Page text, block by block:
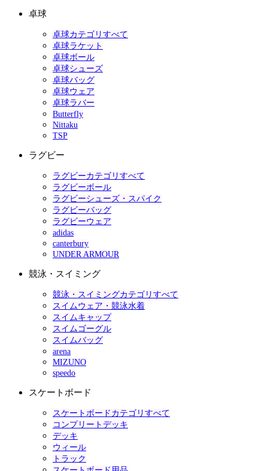
卓球
卓球カテゴリすべて
卓球ラケット
卓球ボール
卓球シューズ
卓球バッグ
卓球ウェア
卓球ラバー
Butterfly
Nittaku
TSP
ラグビー
ラグビーカテゴリすべて
ラグビーボール
ラグビーシューズ・スパイク
ラグビーバッグ
ラグビーウェア
adidas
canterbury
UNDER ARMOUR
競泳・スイミング
競泳・スイミングカテゴリすべて
スイムウェア・競泳水着
スイムキャップ
スイムゴーグル
スイムバッグ
arena
MIZUNO
speedo
スケートボード
スケートボードカテゴリすべて
コンプリートデッキ
デッキ
ウィール
トラック